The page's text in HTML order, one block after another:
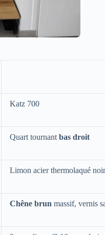
Katz 700
Quart tournant bas droit
Limon acier thermolaqué
Chêne brun massif, vernis